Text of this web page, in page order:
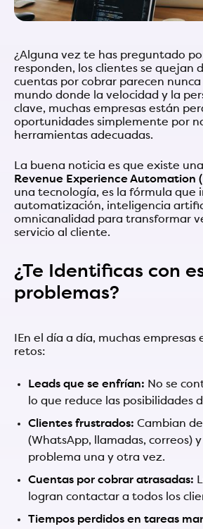
¿Alguna vez te has preguntado
responden, los clientes se quejan
cuentas por cobrar parecen nunca
mundo donde la velocidad y la
clave, muchas empresas están
oportunidades simplemente por
herramientas adecuadas.
La buena noticia es que existe
Revenue Experience Automation
una tecnología, es la fórmula que
automatización, inteligencia
omnicanalidad para transformar
servicio al cliente.
¿Te Identificas con
problemas?
IEn el día a día, muchas
retos:
Leads que se enfrían: No se
lo que reduce las posibilidades
Clientes frustrados: Cambian de
(WhatsApp, llamadas, correos)
problema una y otra vez.
Cuentas por cobrar atrasadas:
logran contactar a todos los
Tiempos perdidos en tareas